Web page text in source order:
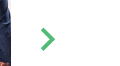
keyboard_arrow_right